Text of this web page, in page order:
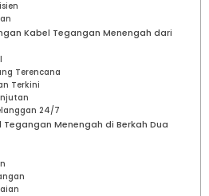
Kabel Tegangan Menengah dari
Terencana
Terkini
24/7
Menengah di Berkah Dua